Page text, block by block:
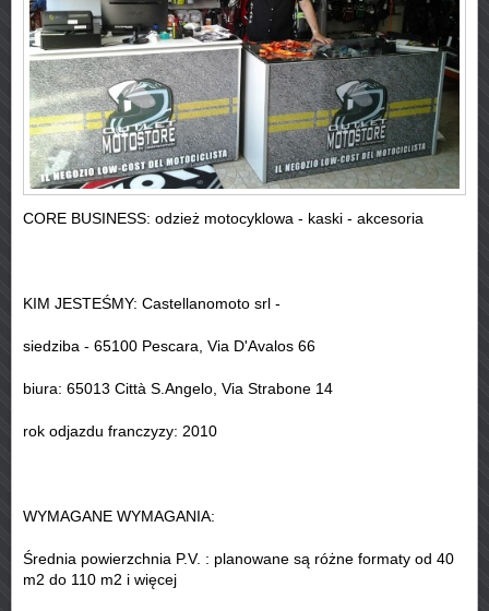
CORE BUSINESS: odzież motocyklowa - kaski - akcesoria
KIM JESTEŚMY: Castellanomoto srl -
siedziba - 65100 Pescara, Via D'Avalos 66
biura: 65013 Città S.Angelo, Via Strabone 14
rok odjazdu franczyzy: 2010
WYMAGANE WYMAGANIA:
Średnia powierzchnia P.V. : planowane są różne formaty od 40
m2 do 110 m2 i więcej